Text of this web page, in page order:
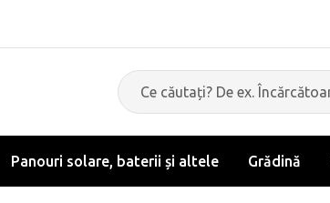
Panouri solare, baterii și altele Grădină